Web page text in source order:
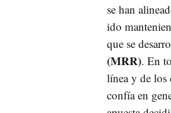
se han
ido
que se
(MRR). En
línea y de los
confía en